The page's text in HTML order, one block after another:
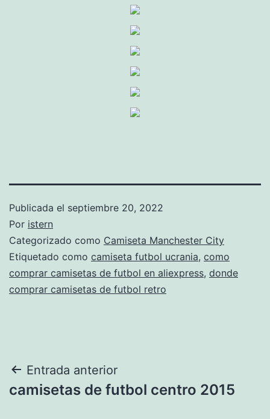
Publicada el septiembre 20, 2022
Por istern
Categorizado como Camiseta Manchester City
Etiquetado como camiseta futbol ucrania, como
comprar camisetas de futbol en aliexpress, donde
comprar camisetas de futbol retro
Navegación
de
Entrada anterior
camisetas de futbol centro 2015